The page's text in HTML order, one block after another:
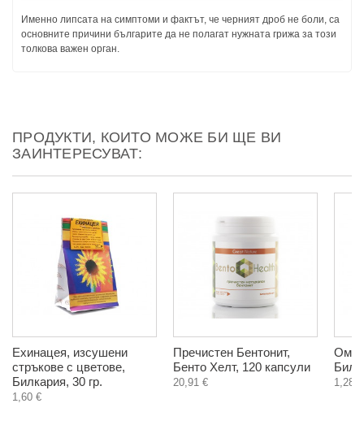
Именно липсата на симптоми и фактът, че черният дроб не боли, са
основните причини българите да не полагат нужната грижа за този
толкова важен орган.
ПРОДУКТИ, КОИТО МОЖЕ БИ ЩЕ ВИ
ЗАИНТЕРЕСУВАТ:
Ехинацея, изсушени
стръкове с цветове,
Билкария, 30 гр.
1,60 €
Пречистен Бентонит,
Бенто Хелт, 120 капсули
20,91 € 1,28 €